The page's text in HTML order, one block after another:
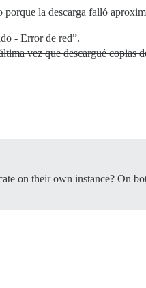
la descarga falló
- Error de red”.
vez que descargué copias
on their own instance? On